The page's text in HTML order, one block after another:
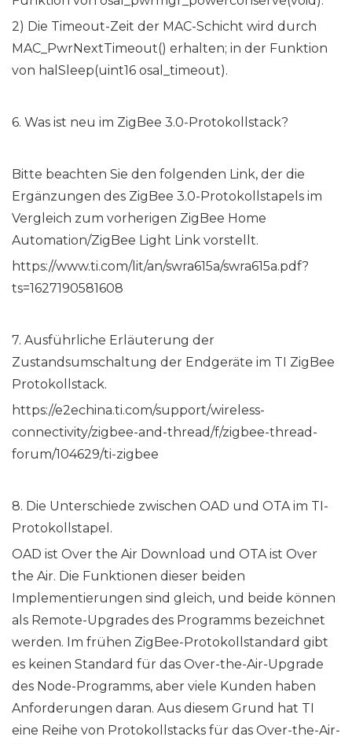
2) Die Timeout-Zeit der MAC-Schicht wird durch
MAC_PwrNextTimeout() erhalten; in der Funktion
von halSleep(uint16 osal_timeout).
6. Was ist neu im ZigBee 3.0-Protokollstack?
Bitte beachten Sie den folgenden Link, der die
Ergänzungen des ZigBee 3.0-Protokollstapels im
Vergleich zum vorherigen ZigBee Home
Automation/ZigBee Light Link vorstellt.
https://www.ti.com/lit/an/swra615a/swra615a.pdf?
ts=1627190581608
7. Ausführliche Erläuterung der
Zustandsumschaltung der Endgeräte im TI ZigBee
Protokollstack.
https://e2echina.ti.com/support/wireless-
connectivity/zigbee-and-thread/f/zigbee-thread-
forum/104629/ti-zigbee
8. Die Unterschiede zwischen OAD und OTA im TI-
Protokollstapel.
OAD ist Over the Air Download und OTA ist Over
the Air. Die Funktionen dieser beiden
Implementierungen sind gleich, und beide können
als Remote-Upgrades des Programms bezeichnet
werden. Im frühen ZigBee-Protokollstandard gibt
es keinen Standard für das Over-the-Air-Upgrade
des Node-Programms, aber viele Kunden haben
Anforderungen daran. Aus diesem Grund hat TI
eine Reihe von Protokollstacks für das Over-the-Air-